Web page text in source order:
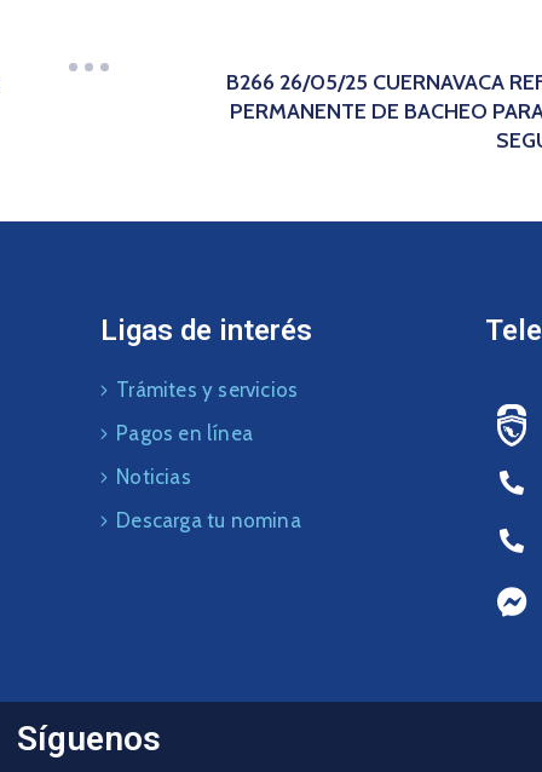
B266 26/05/25 CUERNAVACA
PERMANENTE DE BACHEO
Ligas de interés
Trámites y servicios
Pagos en línea
Noticias
Descarga tu nomina
Síguenos